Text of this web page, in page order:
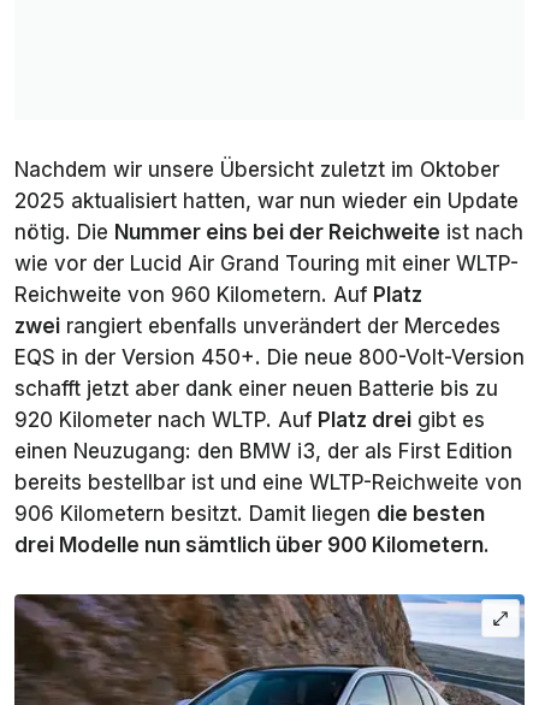
Nachdem wir unsere Übersicht zuletzt im Oktober
2025 aktualisiert hatten, war nun wieder ein Update
nötig. Die Nummer eins bei der Reichweite ist nach
wie vor der Lucid Air Grand Touring mit einer WLTP-
Reichweite von 960 Kilometern. Auf Platz
zwei rangiert ebenfalls unverändert der Mercedes
EQS in der Version 450+. Die neue 800-Volt-Version
schafft jetzt aber dank einer neuen Batterie bis zu
920 Kilometer nach WLTP. Auf Platz drei gibt es
einen Neuzugang: den BMW i3, der als First Edition
bereits bestellbar ist und eine WLTP-Reichweite von
906 Kilometern besitzt. Damit liegen die besten
drei Modelle nun sämtlich über 900 Kilometern.